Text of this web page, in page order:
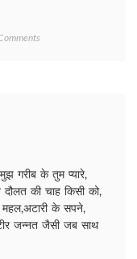
गरीब के तुम प्यारे,
की चाह किसी को,
महल,अटारी के सपने,
जन्नत जैसी जब साथ